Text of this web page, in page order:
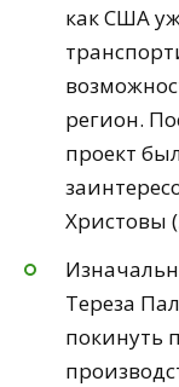
как США
регион.
проект
Христовы
Тереза
покинуть